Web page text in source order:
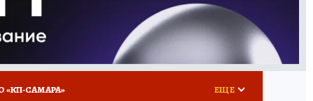
«КП-САМАРА» ЕЩЕ